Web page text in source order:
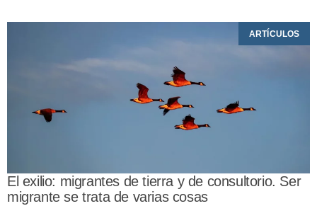
ARTÍCULOS
El exilio: migrantes de tierra y de consultorio. Ser
migrante se trata de varias cosas